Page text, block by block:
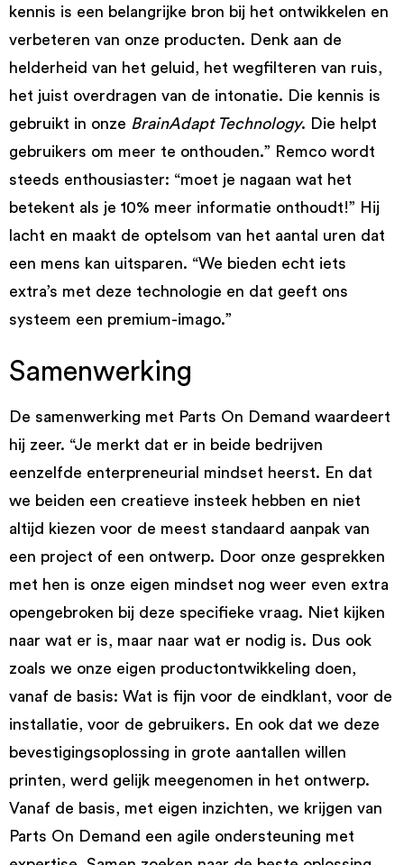
kennis is een belangrijke bron bij het ontwikkelen en
verbeteren van onze producten. Denk aan de
helderheid van het geluid, het wegfilteren van ruis,
het juist overdragen van de intonatie. Die kennis is
gebruikt in onze BrainAdapt Technology. Die helpt
gebruikers om meer te onthouden.” Remco wordt
steeds enthousiaster: “moet je nagaan wat het
betekent als je 10% meer informatie onthoudt!” Hij
lacht en maakt de optelsom van het aantal uren dat
een mens kan uitsparen. “We bieden echt iets
extra’s met deze technologie en dat geeft ons
systeem een premium-imago.”
Samenwerking
De samenwerking met Parts On Demand waardeert
hij zeer. “Je merkt dat er in beide bedrijven
eenzelfde enterpreneurial mindset heerst. En dat
we beiden een creatieve insteek hebben en niet
altijd kiezen voor de meest standaard aanpak van
een project of een ontwerp. Door onze gesprekken
met hen is onze eigen mindset nog weer even extra
opengebroken bij deze specifieke vraag. Niet kijken
naar wat er is, maar naar wat er nodig is. Dus ook
zoals we onze eigen productontwikkeling doen,
vanaf de basis: Wat is fijn voor de eindklant, voor de
installatie, voor de gebruikers. En ook dat we deze
bevestigingsoplossing in grote aantallen willen
printen, werd gelijk meegenomen in het ontwerp.
Vanaf de basis, met eigen inzichten, we krijgen van
Parts On Demand een agile ondersteuning met